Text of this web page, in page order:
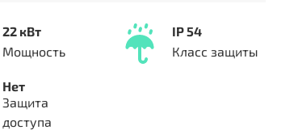
22 кВт
Мощность
Нет
Защита
доступа
IP 54
Класс защиты